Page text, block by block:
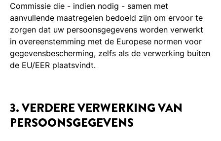
Commissie die - indien nodig - samen met
aanvullende maatregelen bedoeld zijn om ervoor te
zorgen dat uw persoonsgegevens worden verwerkt
in overeenstemming met de Europese normen voor
gegevensbescherming, zelfs als de verwerking buiten
de EU/EER plaatsvindt.
3. VERDERE VERWERKING VAN
PERSOONSGEGEVENS